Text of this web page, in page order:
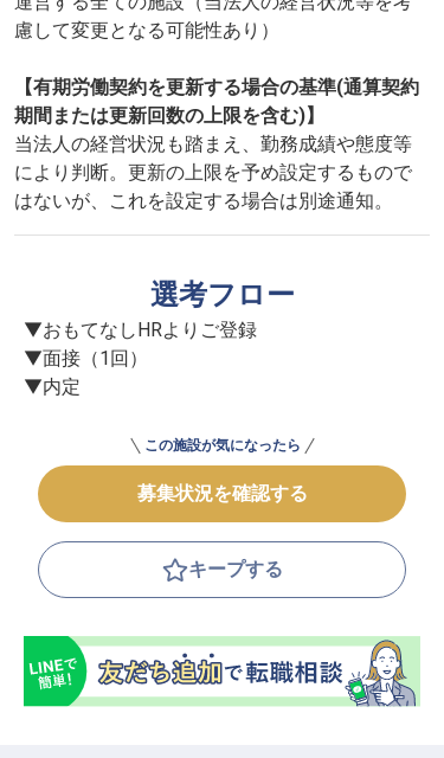
慮して変更となる可能性あり）
【有期労働契約を更新する場合の基準(通算契約
期間または更新回数の上限を含む)】
当法人の経営状況も踏まえ、勤務成績や態度等
により判断。更新の上限を予め設定するもので
はないが、これを設定する場合は別途通知。
選考フロー
▼おもてなしHRよりご登録
▼面接（1回）
▼内定
この施設が気になったら
募集状況を確認する
キープする